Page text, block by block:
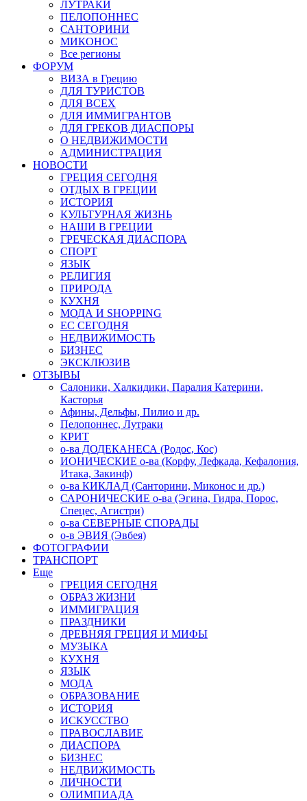
ЛУТРАКИ
ПЕЛОПОННЕС
САНТОРИНИ
МИКОНОС
Все регионы
ФОРУМ
ВИЗА в Грецию
ДЛЯ ТУРИСТОВ
ДЛЯ ВСЕХ
ДЛЯ ИММИГРАНТОВ
ДЛЯ ГРЕКОВ ДИАСПОРЫ
О НЕДВИЖИМОСТИ
АДМИНИСТРАЦИЯ
НОВОСТИ
ГРЕЦИЯ СЕГОДНЯ
ОТДЫХ В ГРЕЦИИ
ИСТОРИЯ
КУЛЬТУРНАЯ ЖИЗНЬ
НАШИ В ГРЕЦИИ
ГРЕЧЕСКАЯ ДИАСПОРА
СПОРТ
ЯЗЫК
РЕЛИГИЯ
ПРИРОДА
КУХНЯ
МОДА И SHOPPING
ЕС СЕГОДНЯ
НЕДВИЖИМОСТЬ
БИЗНЕС
ЭКСКЛЮЗИВ
ОТЗЫВЫ
Салоники, Халкидики, Паралия Катерини,
Касторья
Афины, Дельфы, Пилио и др.
Пелопоннес, Лутраки
КРИТ
о-ва ДОДЕКАНЕСА (Родос, Кос)
ИОНИЧЕСКИЕ о-ва (Корфу, Лефкада, Кефалония,
Итака, Закинф)
о-ва КИКЛАД (Санторини, Миконос и др.)
САРОНИЧЕСКИЕ о-ва (Эгина, Гидра, Порос,
Спецес, Агистри)
о-ва СЕВЕРНЫЕ СПОРАДЫ
о-в ЭВИЯ (Эвбея)
ФОТОГРАФИИ
ТРАНСПОРТ
Еще
ГРЕЦИЯ СЕГОДНЯ
ОБРАЗ ЖИЗНИ
ИММИГРАЦИЯ
ПРАЗДНИКИ
ДРЕВНЯЯ ГРЕЦИЯ И МИФЫ
МУЗЫКА
КУХНЯ
ЯЗЫК
МОДА
ОБРАЗОВАНИЕ
ИСТОРИЯ
ИСКУССТВО
ПРАВОСЛАВИЕ
ДИАСПОРА
БИЗНЕС
НЕДВИЖИМОСТЬ
ЛИЧНОСТИ
ОЛИМПИАДА